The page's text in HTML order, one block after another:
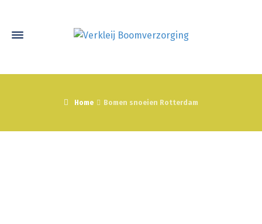
Home Bomen snoeien Rotterdam